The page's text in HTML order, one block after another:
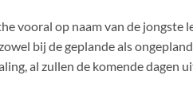
vooral op naam van de jongste
bij de geplande als
al zullen de komende dagen